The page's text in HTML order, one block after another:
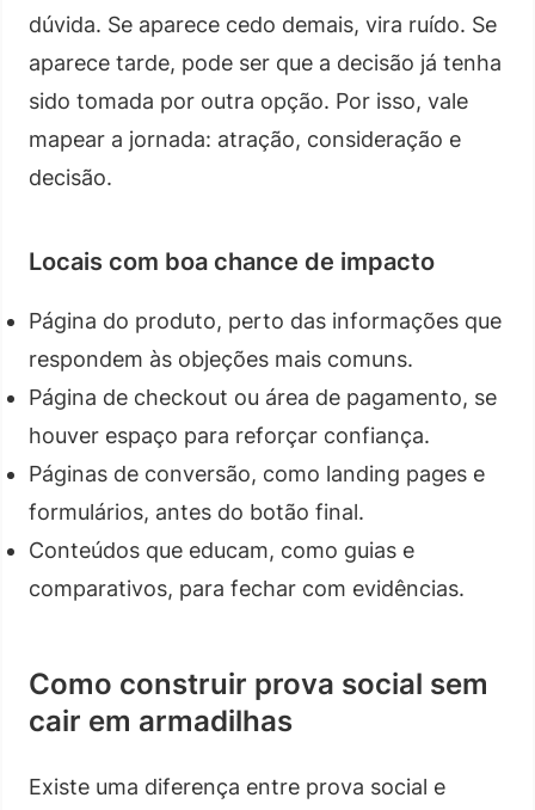
dúvida. Se aparece cedo demais, vira ruído. Se
aparece tarde, pode ser que a decisão já tenha
sido tomada por outra opção. Por isso, vale
mapear a jornada: atração, consideração e
decisão.
Locais com boa chance de impacto
Página do produto, perto das informações que
respondem às objeções mais comuns.
Página de checkout ou área de pagamento, se
houver espaço para reforçar confiança.
Páginas de conversão, como landing pages e
formulários, antes do botão final.
Conteúdos que educam, como guias e
comparativos, para fechar com evidências.
Como construir prova social sem
cair em armadilhas
Existe uma diferença entre prova social e